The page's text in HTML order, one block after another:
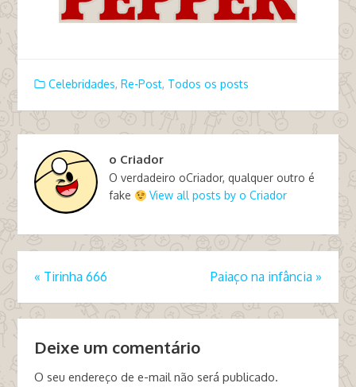
Celebridades, Re-Post, Todos os posts
o Criador
O verdadeiro oCriador, qualquer outro é
fake
View all posts by o Criador
« Tirinha 666 Paiaço na infância »
Deixe um comentário
O seu endereço de e-mail não será publicado.